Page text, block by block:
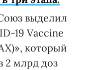
выделил
19 Vaccine
который
2 млрд доз